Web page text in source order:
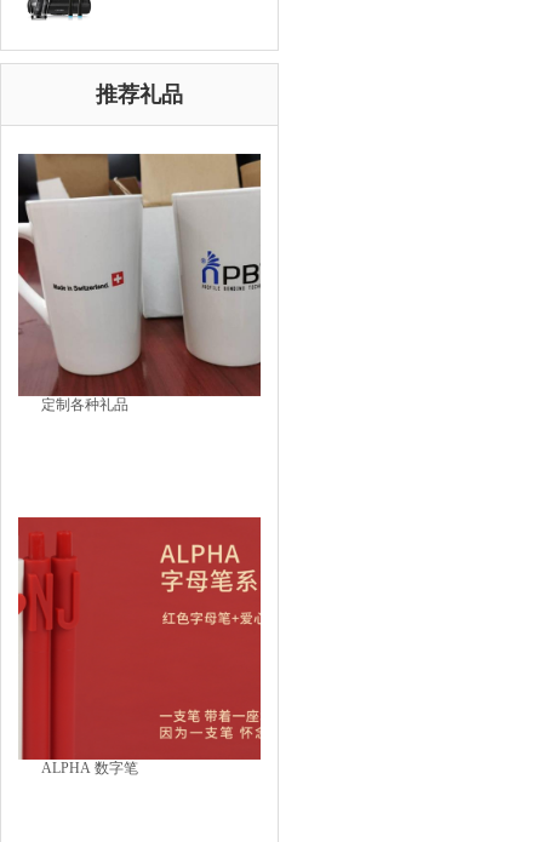
推荐礼品
定制各种礼品
ALPHA 数字笔